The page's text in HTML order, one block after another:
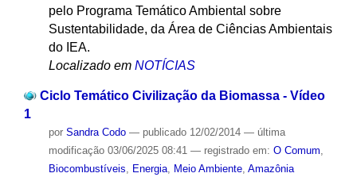
pelo Programa Temático Ambiental sobre
Sustentabilidade, da Área de Ciências Ambientais
do IEA.
Localizado em NOTÍCIAS
Ciclo Temático Civilização da Biomassa - Vídeo
1
por Sandra Codo — publicado12/02/2014 — última
modificação03/06/2025 08:41 — registrado em: O Comum,
Biocombustíveis, Energia, Meio Ambiente, Amazônia